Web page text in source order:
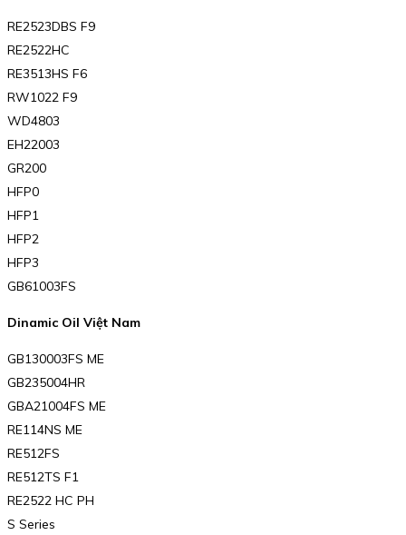
RE2523DBS F9
RE2522HC
RE3513HS F6
RW1022 F9
WD4803
EH22003
GR200
HFP0
HFP1
HFP2
HFP3
GB61003FS
Dinamic Oil Việt Nam
GB130003FS ME
GB235004HR
GBA21004FS ME
RE114NS ME
RE512FS
RE512TS F1
RE2522 HC PH
S Series